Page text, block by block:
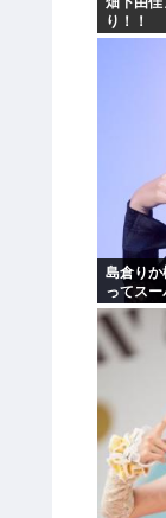
り！！
島倉りか
ってス